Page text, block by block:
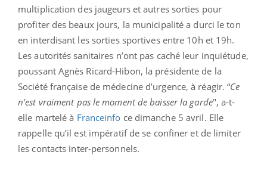
multiplication des jaugeurs et autres sorties pour
profiter des beaux jours, la municipalité a durci le ton
en interdisant les sorties sportives entre 10h et 19h.
Les autorités sanitaires n’ont pas caché leur inquiétude,
poussant Agnès Ricard-Hibon, la présidente de la
Société française de médecine d’urgence, à réagir. “Ce
n'est vraiment pas le moment de baisser la garde", a-t-
elle martelé à Franceinfo ce dimanche 5 avril. Elle
rappelle qu’il est impératif de se confiner et de limiter
les contacts inter-personnels.